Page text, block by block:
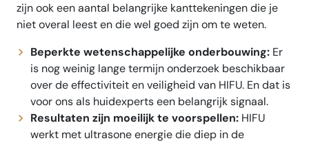
zijn ook een aantal belangrijke kanttekeningen die je
niet overal leest en die wel goed zijn om te weten.
Beperkte wetenschappelijke onderbouwing: Er
is nog weinig lange termijn onderzoek beschikbaar
over de effectiviteit en veiligheid van HIFU. En dat is
voor ons als huidexperts een belangrijk signaal.
Resultaten zijn moeilijk te voorspellen: HIFU
werkt met ultrasone energie die diep in de